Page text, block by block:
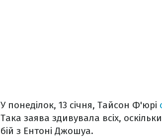
У понеділок, 13 січня, Тайсон Ф'юрі
Така заява здивувала всіх,
бій з Ентоні Джошуа.